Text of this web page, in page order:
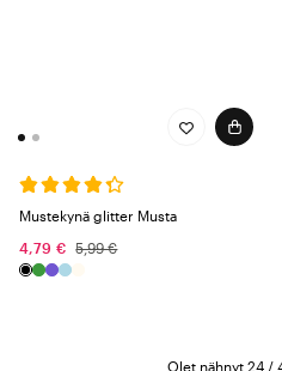
Mustekynä glitter Musta
4,79 €
5,99 €
Olet nähnyt 24 /